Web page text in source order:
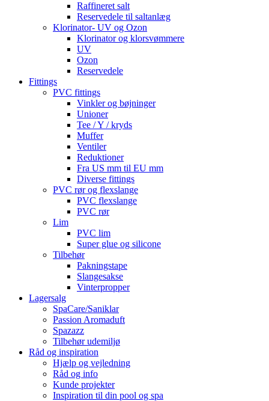
Raffineret salt
Reservedele til saltanlæg
Klorinator- UV og Ozon
Klorinator og klorsvømmere
UV
Ozon
Reservedele
Fittings
PVC fittings
Vinkler og bøjninger
Unioner
Tee / Y / kryds
Muffer
Ventiler
Reduktioner
Fra US mm til EU mm
Diverse fittings
PVC rør og flexslange
PVC flexslange
PVC rør
Lim
PVC lim
Super glue og silicone
Tilbehør
Pakningstape
Slangesakse
Vinterpropper
Lagersalg
SpaCare/Saniklar
Passion Aromaduft
Spazazz
Tilbehør udemiljø
Råd og inspiration
Hjælp og vejledning
Råd og info
Kunde projekter
Inspiration til din pool og spa